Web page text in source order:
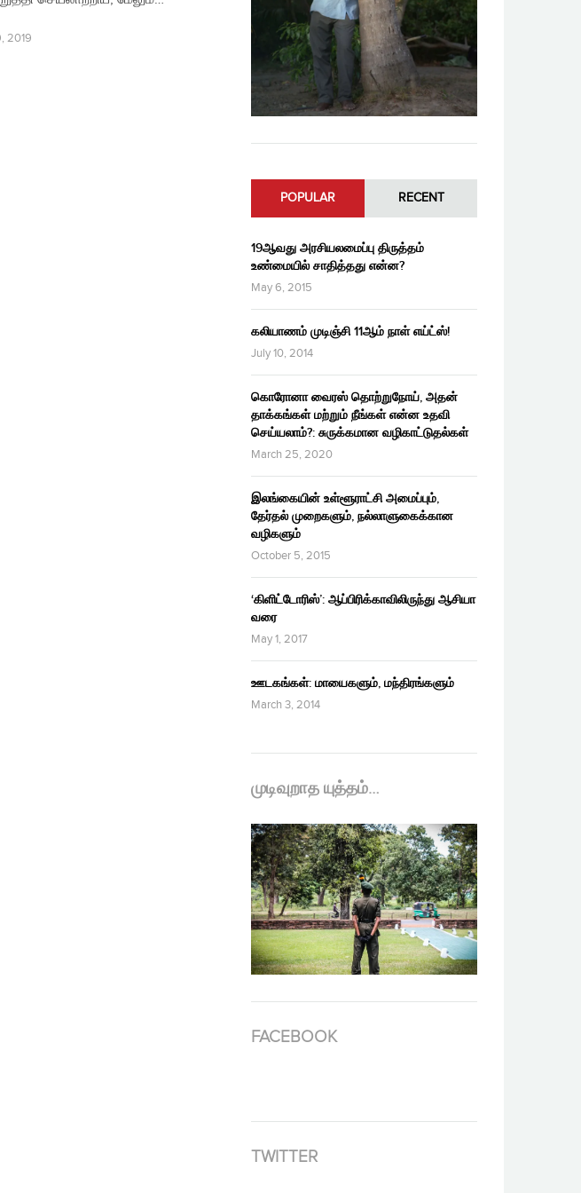
2019
POPULAR RECENT
19ஆவது அரசியலமைப்பு திருத்தம்
உண்மையில் சாதித்தது என்ன?
May 6, 2015
கலியாணம் முடிஞ்சி 11ஆம் நாள் எய்ட்ஸ்!
July 10, 2014
கொரோனா வைரஸ் தொற்றுநோய், அதன்
தாக்கங்கள் மற்றும் நீங்கள் என்ன உதவி
செய்யலாம்?: சுருக்கமான வழிகாட்டுதல்கள்
March 25, 2020
இலங்கையின் உள்ளூராட்சி அமைப்பும்,
தேர்தல் முறைகளும், நல்லாளுகைக்கான
வழிகளும்
October 5, 2015
‘கிளிட்டோரிஸ்’: ஆப்பிரிக்காவிலிருந்து ஆசியா
வரை
May 1, 2017
ஊடகங்கள்: மாயைகளும், மந்திரங்களும்
March 3, 2014
முடிவுறாத யுத்தம்…
FACEBOOK
TWITTER